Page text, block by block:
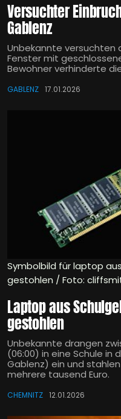
Versuchter
Gablenz
Unbekannte versuchten
Fenster mit
Bewohner verhinderte
GABLENZ 17.01.2026
Symbolbild für laptop
gestohlen / Foto:
Laptop aus
gestohlen
Unbekannte drangen
(06:00) in eine Schule in
Gablenz) ein und
mehrere tausend Euro.
CHEMNITZ 12.01.2026